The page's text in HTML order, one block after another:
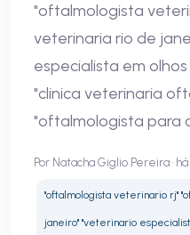
"oftalmologista
veterinaria rio de
especialista em
"clinica veterinaria
"oftalmologista para
Por Natacha Giglio Pereira •
"oftalmologista veterinario rj"
janeiro" "veterinario